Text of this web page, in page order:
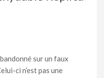
sur un faux
ci n’est pas une